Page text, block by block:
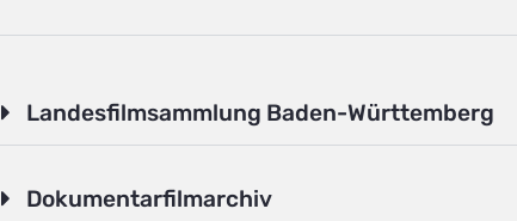
Landesfilmsammlung Baden-Württemberg
Dokumentarfilmarchiv